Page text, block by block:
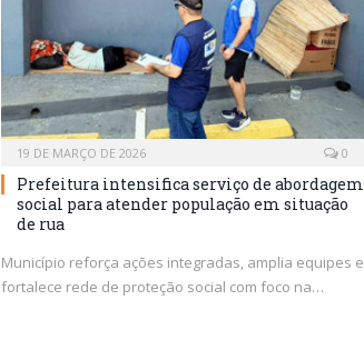
19 DE MARÇO DE 2026 0
Prefeitura intensifica serviço de abordagem
social para atender população em situação
de rua
Município reforça ações integradas, amplia equipes e
fortalece rede de proteção social com foco na…